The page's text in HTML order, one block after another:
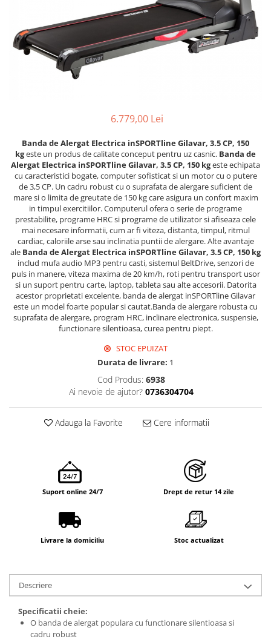
6.779,00 Lei
Banda de Alergat Electrica inSPORTline Gilavar, 3.5 CP, 150
kgeste un produs de calitate conceput pentru uz casnic. Banda de
Alergat Electrica inSPORTline Gilavar, 3.5 CP, 150 kgeste echipata
cu caracteristici bogate, computer sofisticat si un motor cu o putere
de 3,5 CP. Un cadru robust cu o suprafata de alergare suficient de
mare si o limita de greutate de 150 kg care asigura un confort maxim
in timpul exercitiilor. Computerul ofera o serie de programe
prestabilite, programe HRC si programe de utilizator si afiseaza cele
mai necesare informatii, cum ar fi viteza, distanta, timpul, ritmul
cardiac, caloriile arse sau inclinatia puntii de alergare. Alte avantaje
ale Banda de Alergat Electrica inSPORTline Gilavar, 3.5 CP, 150 kg
includ mufa audio MP3 pentru casti, sistemul BeltDrive, senzori de
puls in manere, viteza maxima de 20 km/h, roti pentru transport usor
si un suport pentru carte, laptop, tableta sau alte accesorii. Datorita
acestor proprietati excelente, banda de alergat inSPORTline Gilavar
este un model foarte popular si cautat.Banda de alergare robusta cu
suprafata de alergare, program HRC, inclinare electronica, suspensie,
functionare silentioasa, curea pentru piept.
STOC EPUIZAT
Durata de livrare: 1
Cod Produs: 6938
Ai nevoie de ajutor? 0736304704
Adauga la Favorite Cere informatii
Suport online 24/7 Drept de retur 14 zile
Livrare la domiciliu Stoc actualizat
Descriere
Specificatii cheie:
O banda de alergat populara cu functionare silentioasa si
cadru robust